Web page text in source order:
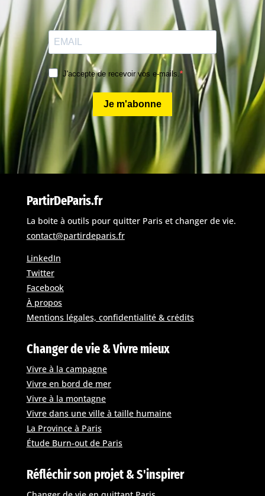
J'accepte de recevoir vos e-mails.
Je m'abonne
PartirDeParis.fr
La boite à outils pour quitter Paris et changer de vie.
contact@partirdeparis.fr
LinkedIn
Twitter
Facebook
À propos
Mentions légales, confidentialité & crédits
Changer de vie & Vivre mieux
Vivre à la campagne
Vivre en bord de mer
Vivre à la montagne
Vivre dans une ville à taille humaine
La Province à Paris
Étude Burn-out de Paris
Réfléchir son projet & S'inspirer